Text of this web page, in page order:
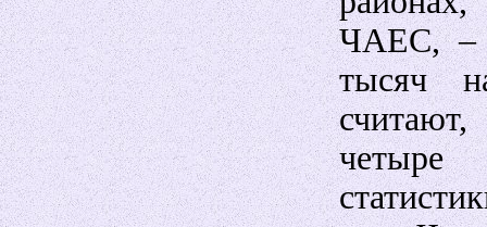
ЧАЕС, –
тысяч